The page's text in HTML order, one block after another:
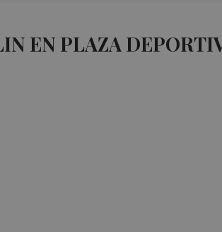
EN PLAZA